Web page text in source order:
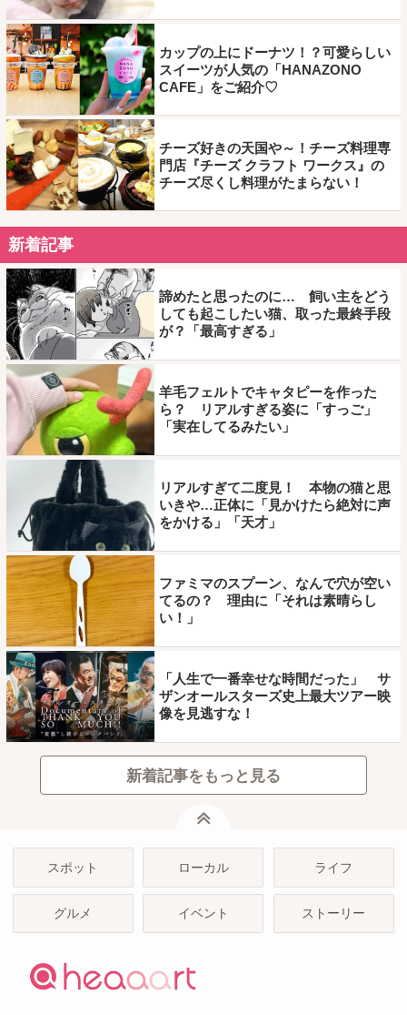
カップの上にドーナツ！？可愛らしい
スイーツが人気の「HANAZONO
CAFE」をご紹介♡
チーズ好きの天国や～！チーズ料理専
門店『チーズ クラフト ワークス』の
チーズ尽くし料理がたまらない！
新着記事
諦めたと思ったのに… 飼い主をどう
しても起こしたい猫、取った最終手段
が？「最高すぎる」
羊毛フェルトでキャタピーを作った
ら？ リアルすぎる姿に「すっご」
「実在してるみたい」
リアルすぎて二度見！ 本物の猫と思
いきや…正体に「見かけたら絶対に声
をかける」「天才」
ファミマのスプーン、なんで穴が空い
てるの？ 理由に「それは素晴らし
い！」
「人生で一番幸せな時間だった」 サ
ザンオールスターズ史上最大ツアー映
像を見逃すな！
新着記事をもっと見る
スポット ローカル ライフ
グルメ イベント ストーリー